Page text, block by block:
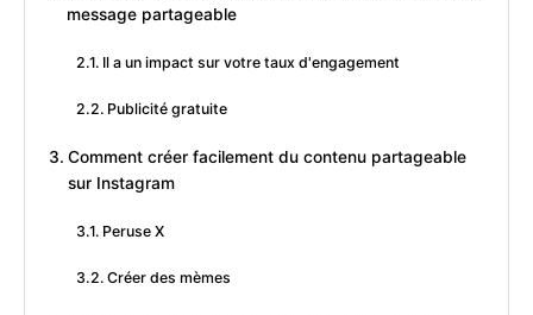
message partageable
Il a un impact sur votre taux d'engagement
Publicité gratuite
Comment créer facilement du contenu partageable
sur Instagram
Peruse X
Créer des mèmes